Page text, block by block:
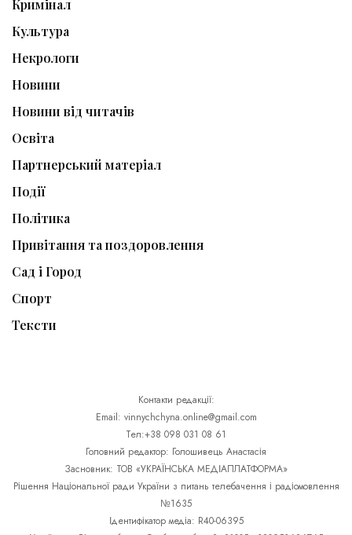
Кримінал
Культура
Некрологи
Новини
Новини від читачів
Освіта
Партнерський матеріал
Події
Політика
Привітання та поздоровлення
Сад і Город
Спорт
Тексти
Контакти редакції:
Email: vinnychchyna.online@gmail.com
Тел:+38 098 031 08 61
Головний редактор: Голошивець Анастасія
Засновник: ТОВ «УКРАЇНСЬКА МЕДІАПЛАТФОРМА»
Рішення Національної ради України з питань телебачення і радіомовлення
№1635
Ідентифікатор медіа: R40-06395